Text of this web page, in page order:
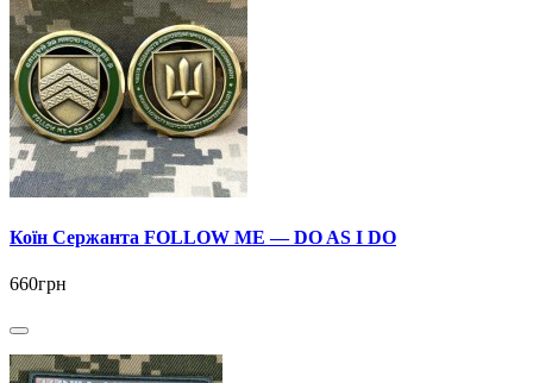
Коїн Сержанта FOLLOW ME — DO AS I DO
660грн